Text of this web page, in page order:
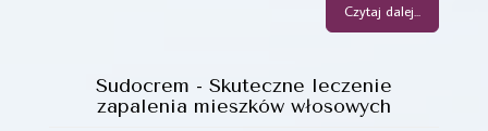
Czytaj dalej...
Sudocrem - Skuteczne leczenie
zapalenia mieszków włosowych